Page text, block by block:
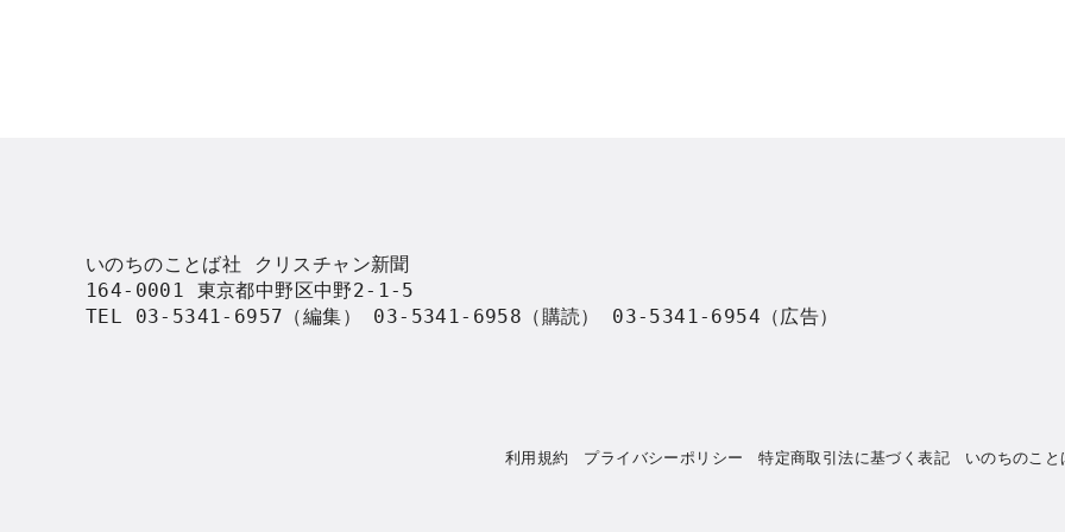
いのちのことば社 クリスチャン新聞
164-0001 東京都中野区中野2-1-5
TEL 03-5341-6957（編集） 03-5341-6958（購読） 03-5341-6954（広告）
利用規約 プライバシーポリシー 特定商取引法に基づく表記 いのちのこと